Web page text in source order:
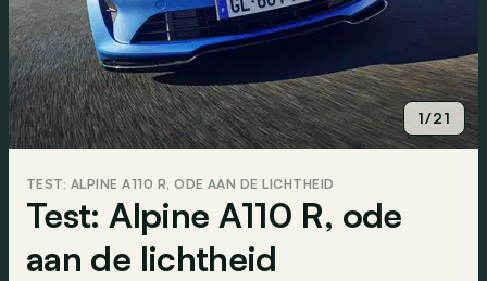
1/21
TEST: ALPINE A110 R, ODE AAN DE LICHTHEID
Test: Alpine A110 R, ode
aan de lichtheid